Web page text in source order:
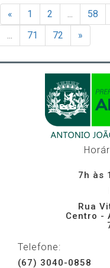
« 1 2 58
71 72 »
7h às
Rua
Centro -
Telefone:
(67) 3040-0858